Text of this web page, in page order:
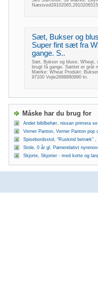
Sæt, Bukser og
Super fint sæt fra
gange. S..
Sæt, Bukser og bluse, Wheat,
brugt få gange. Sættet er gråt
Mærke: Wheat Produkt:
97100 Vejle2698880990 kr.
Måske har du brug for
Andet biltilbehør, nissan primera
Verner Panton, Verner Panton
Spisebordsstol, "Ruskind betræk" ,
Stole, 0 år gl. Pænerelativt
Skjorte, Skjorter - med korte og